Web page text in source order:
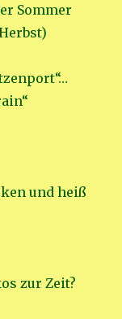
Sommer
und heiß
zur Zeit?